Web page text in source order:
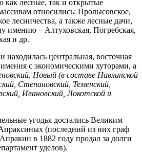
лесные, так и открытые
относились: Пролысовское,
лесничества, а также лесные дачи,
имению – Алтуховская, Погребская,
и др.
находилась центральная, восточная
с экономическими хуторами, а
Новый (в составе Навлинской
Степановский, Теменский,
Ивановский, Локотской и
угодья достались Великим
(последний из них граф
в 1882 году продал за долги
уделов).